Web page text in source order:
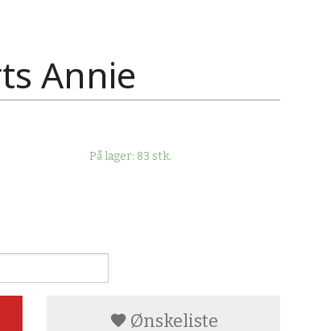
Annie
På lager: 83 stk.
Ønskeliste